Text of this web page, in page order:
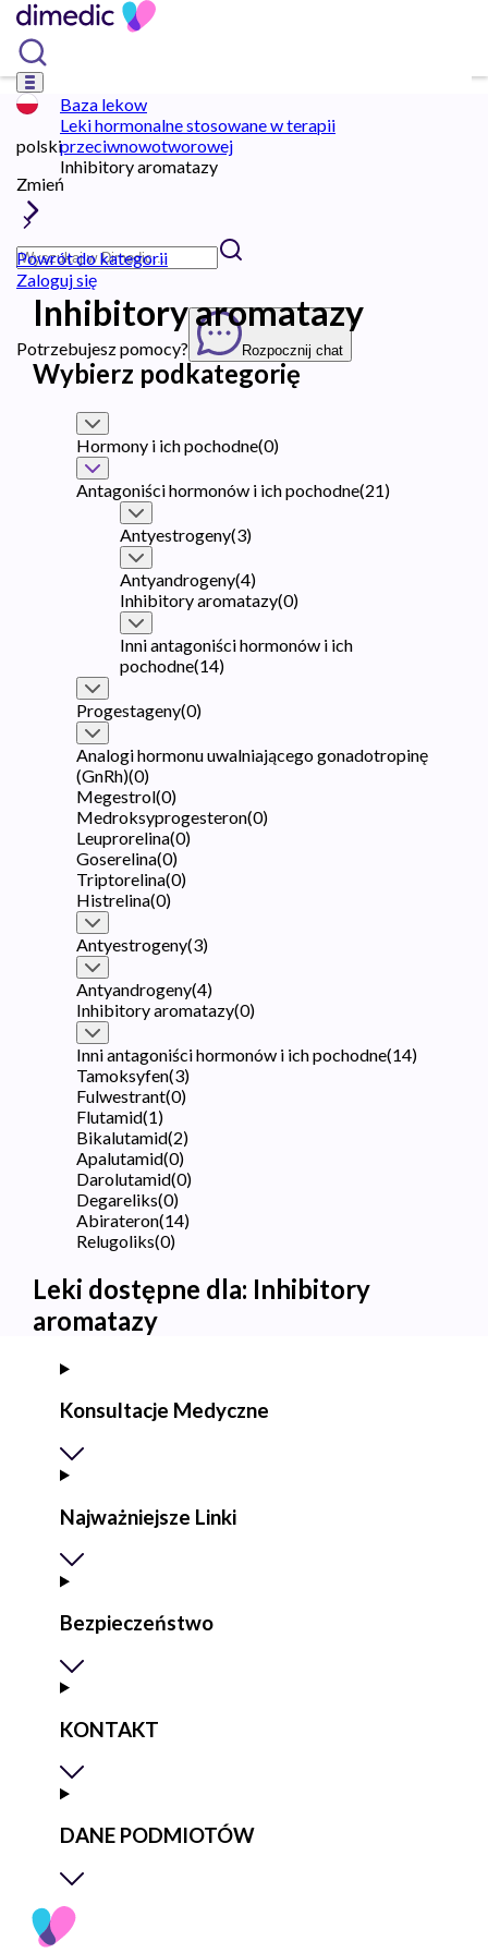
polski
Zmień
Zaloguj się
Potrzebujesz pomocy? Rozpocznij chat
Baza lekow
Leki hormonalne stosowane w terapii
przeciwnowotworowej
Inhibitory aromatazy
Powrót do kategorii
Inhibitory aromatazy
Wybierz podkategorię
Hormony i ich pochodne(0)
Antagoniści hormonów i ich pochodne(21)
Antyestrogeny(3)
Antyandrogeny(4)
Inhibitory aromatazy(0)
Inni antagoniści hormonów i ich
pochodne(14)
Progestageny(0)
Analogi hormonu uwalniającego gonadotropinę
(GnRh)(0)
Megestrol(0)
Medroksyprogesteron(0)
Leuprorelina(0)
Goserelina(0)
Triptorelina(0)
Histrelina(0)
Antyestrogeny(3)
Antyandrogeny(4)
Inhibitory aromatazy(0)
Inni antagoniści hormonów i ich pochodne(14)
Tamoksyfen(3)
Fulwestrant(0)
Flutamid(1)
Bikalutamid(2)
Apalutamid(0)
Darolutamid(0)
Degareliks(0)
Abirateron(14)
Relugoliks(0)
Leki dostępne dla: Inhibitory
aromatazy
Konsultacje Medyczne
Najważniejsze Linki
Bezpieczeństwo
KONTAKT
DANE PODMIOTÓW